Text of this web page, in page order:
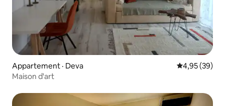
Appartement · Deva Note
4,95 (39)
Maison d'art